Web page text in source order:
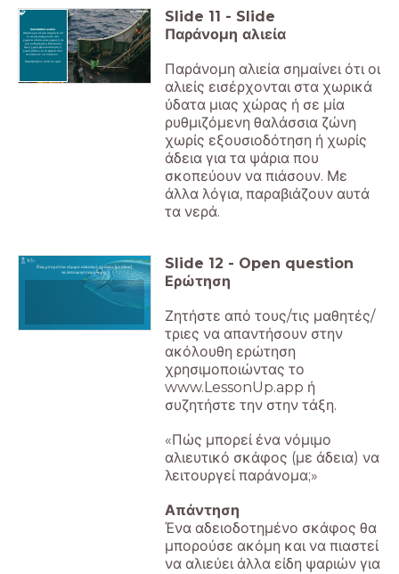
ΠΑΡΑΝΟΜΗ ΑΛΙΕΙΑ
Παράνομη αλιεία σημαίνει ότι
οι αλιείς εισέρχονται στα
χωρικά ύδατα μιας χώρας ή σε
μία ρυθμιζόμενη θαλάσσια
ζώνη χωρίς εξουσιοδότηση ή
χωρίς άδεια για τα ψάρια που
σκοπεύουν να πιάσουν.
Παραβιάζουν αυτά τα νερά.
Slide 11 - Slide
Παράνομη αλιεία
Παράνομη αλιεία σημαίνει ότι οι
αλιείς εισέρχονται στα χωρικά
ύδατα μιας χώρας ή σε μία
ρυθμιζόμενη θαλάσσια ζώνη
χωρίς εξουσιοδότηση ή χωρίς
άδεια για τα ψάρια που
σκοπεύουν να πιάσουν. Με
άλλα λόγια, παραβιάζουν αυτά
τα νερά.
Πώς μπορεί ένα νόμιμο αλιευτικό σκάφος (με άδεια)
να λειτουργεί παράνομα;
Slide 12 - Open question
Ερώτηση
Ζητήστε από τους/τις μαθητές/
τριες να απαντήσουν στην
ακόλουθη ερώτηση
χρησιμοποιώντας το
www.LessonUp.app ή
συζητήστε την στην τάξη.
«Πώς μπορεί ένα νόμιμο
αλιευτικό σκάφος (με άδεια) να
λειτουργεί παράνομα;»
Απάντηση
Ένα αδειοδοτημένο σκάφος θα
μπορούσε ακόμη και να πιαστεί
να αλιεύει άλλα είδη ψαριών για